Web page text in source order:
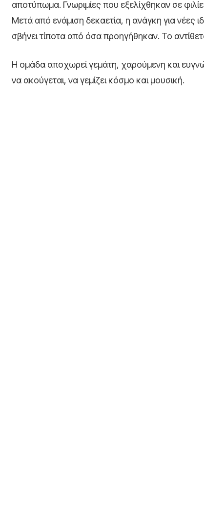
αποτύπωμα. Γνωριμίες που εξελίχθηκαν σε
Μετά από ενάμιση δεκαετία, η ανάγκη για νέες
σβήνει τίποτα από όσα προηγήθηκαν. Το
Η ομάδα αποχωρεί γεμάτη, χαρούμενη και
να ακούγεται, να γεμίζει κόσμο και μουσική.